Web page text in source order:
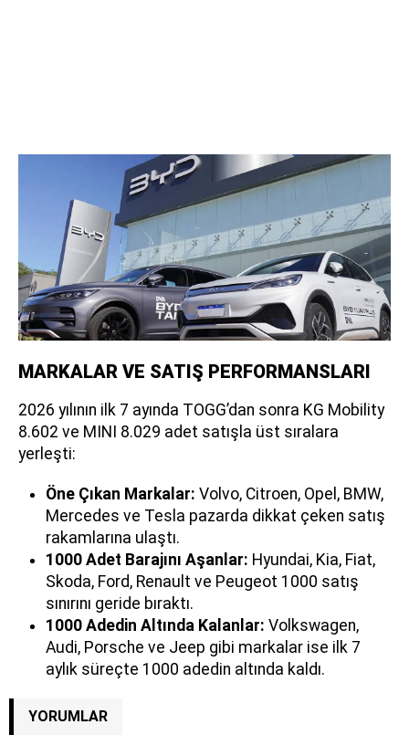
MARKALAR VE SATIŞ PERFORMANSLARI
2026 yılının ilk 7 ayında TOGG’dan sonra KG Mobility
8.602 ve MINI 8.029 adet satışla üst sıralara
yerleşti:
Öne Çıkan Markalar: Volvo, Citroen, Opel, BMW,
Mercedes ve Tesla pazarda dikkat çeken satış
rakamlarına ulaştı.
1000 Adet Barajını Aşanlar: Hyundai, Kia, Fiat,
Skoda, Ford, Renault ve Peugeot 1000 satış
sınırını geride bıraktı.
1000 Adedin Altında Kalanlar: Volkswagen,
Audi, Porsche ve Jeep gibi markalar ise ilk 7
aylık süreçte 1000 adedin altında kaldı.
YORUMLAR